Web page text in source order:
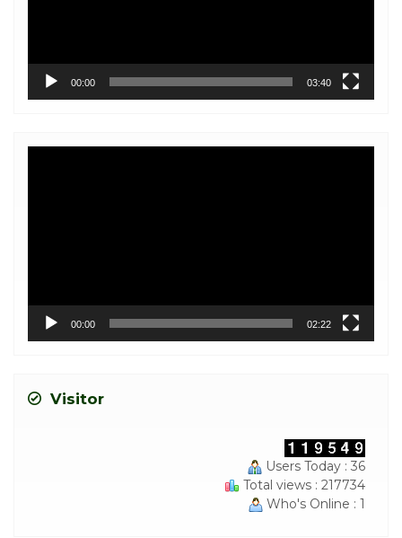
00:00 03:40
00:00 02:22
Visitor
Users Today : 36
Total views : 217734
Who's Online : 1